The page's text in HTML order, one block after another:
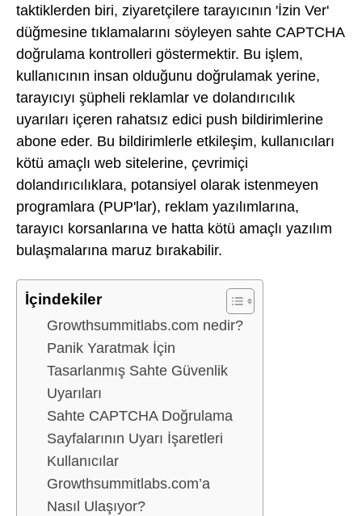
taktiklerden biri, ziyaretçilere tarayıcının 'İzin Ver'
düğmesine tıklamalarını söyleyen sahte CAPTCHA
doğrulama kontrolleri göstermektir. Bu işlem,
kullanıcının insan olduğunu doğrulamak yerine,
tarayıcıyı şüpheli reklamlar ve dolandırıcılık
uyarıları içeren rahatsız edici push bildirimlerine
abone eder. Bu bildirimlerle etkileşim, kullanıcıları
kötü amaçlı web sitelerine, çevrimiçi
dolandırıcılıklara, potansiyel olarak istenmeyen
programlara (PUP'lar), reklam yazılımlarına,
tarayıcı korsanlarına ve hatta kötü amaçlı yazılım
bulaşmalarına maruz bırakabilir.
İçindekiler
Growthsummitlabs.com nedir?
Panik Yaratmak İçin
Tasarlanmış Sahte Güvenlik
Uyarıları
Sahte CAPTCHA Doğrulama
Sayfalarının Uyarı İşaretleri
Kullanıcılar
Growthsummitlabs.com’a
Nasıl Ulaşıyor?